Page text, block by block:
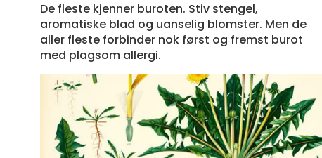
De fleste kjenner buroten. Stiv stengel,
aromatiske blad og uanselig blomster. Men de
aller fleste forbinder nok først og fremst burot
med plagsom allergi.